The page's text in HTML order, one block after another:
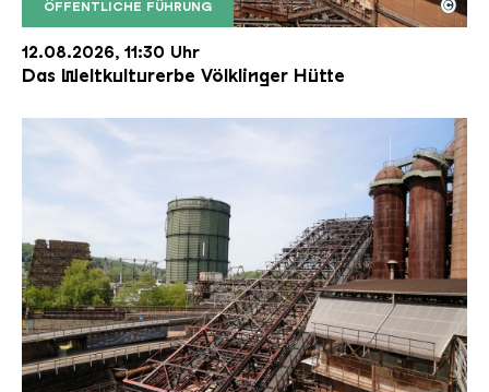
ÖFFENTLICHE FÜHRUNG
Der Erzschrägaufzug der Völklinger Hütte mit
Copyright: Weltkulturerbe Völklinger Hütte | Karl
©
12.08.2026, 11:30 Uhr
Das Weltkulturerbe Völklinger Hütte